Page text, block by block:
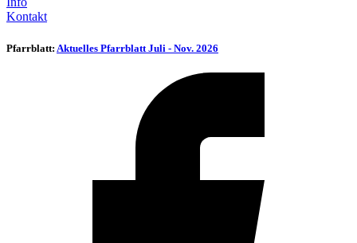
Kontakt
Pfarrblatt: Aktuelles Pfarrblatt Juli - Nov. 2026